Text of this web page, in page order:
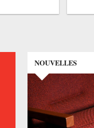
NOUVELLES